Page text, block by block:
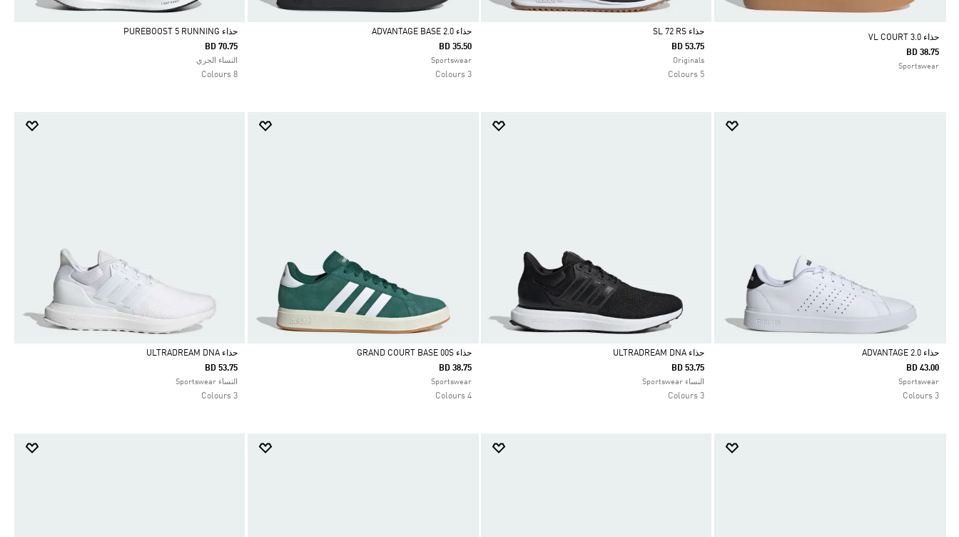
حذاء VL COURT 3.0
BD 38.75
Sportswear
Selected
حذاء SL 72 RS
BD 53.75
Originals
5 Colours
Selected
حذاء ADVANTAGE BASE 2.0
BD 35.50
Sportswear
3 Colours
Selected
حذاء PUREBOOST 5 RUNNING
BD 70.75
النساء الجري
8 Colours
Selected
حذاء ADVANTAGE 2.0
BD 43.00
Sportswear
3 Colours
Selected
حذاء ULTRADREAM DNA
BD 53.75
النساء Sportswear
3 Colours
Selected
حذاء GRAND COURT BASE 00S
BD 38.75
Sportswear
4 Colours
Selected
حذاء ULTRADREAM DNA
BD 53.75
النساء Sportswear
3 Colours